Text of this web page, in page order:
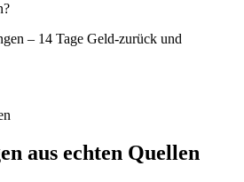
– 14 Tage Geld-zurück und
aus echten Quellen